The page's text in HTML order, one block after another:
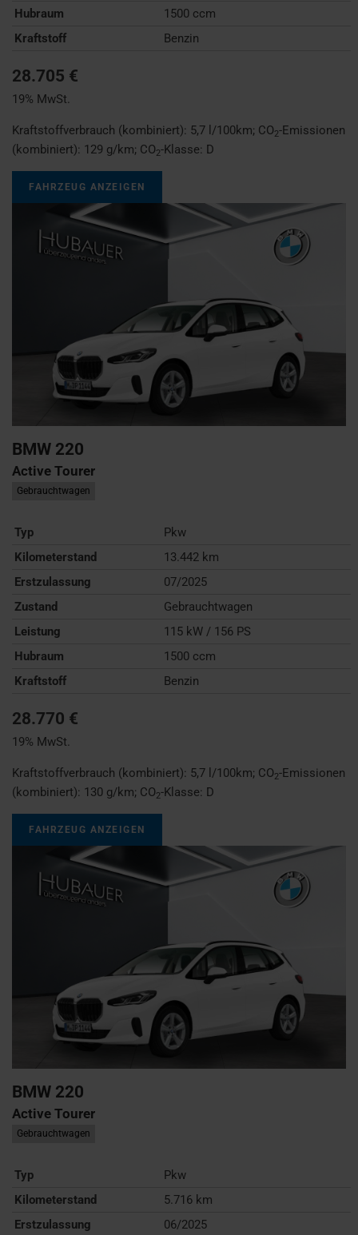
Hubraum
1500 ccm
Kraftstoff
Benzin
28.705 €
19% MwSt.
Kraftstoffverbrauch (kombiniert): 5,7 l/100km; CO2-Emissionen
(kombiniert): 129 g/km; CO2-Klasse: D
FAHRZEUG ANZEIGEN
BMW 220
Active Tourer
Gebrauchtwagen
Typ
Pkw
Kilometerstand
13.442 km
Erstzulassung
07/2025
Zustand
Gebrauchtwagen
Leistung
115 kW / 156 PS
Hubraum
1500 ccm
Kraftstoff
Benzin
28.770 €
19% MwSt.
Kraftstoffverbrauch (kombiniert): 5,7 l/100km; CO2-Emissionen
(kombiniert): 130 g/km; CO2-Klasse: D
FAHRZEUG ANZEIGEN
BMW 220
Active Tourer
Gebrauchtwagen
Typ
Pkw
Kilometerstand
5.716 km
Erstzulassung
06/2025